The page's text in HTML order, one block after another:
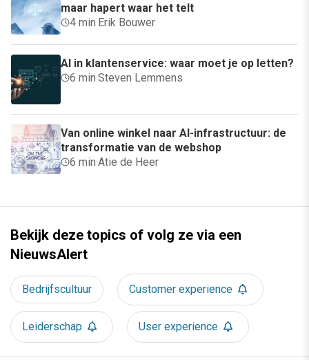
maar hapert waar het telt
4 min·Erik Bouwer
AI in klantenservice: waar moet je op letten?
6 min·Steven Lemmens
Van online winkel naar AI-infrastructuur: de
transformatie van de webshop
6 min·Atie de Heer
Bekijk deze topics of volg ze via een
NieuwsAlert
Bedrijfscultuur Customer experience
Leiderschap User experience